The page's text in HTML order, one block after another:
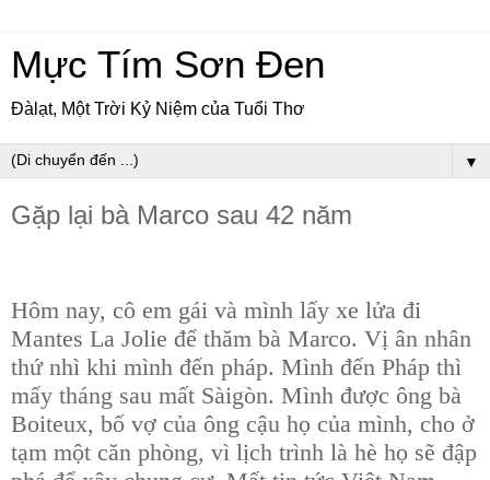
Mực Tím Sơn Đen
Đàlạt, Một Trời Kỷ Niệm của Tuổi Thơ
▼
Gặp lại bà Marco sau 42 năm
Hôm nay, cô em gái và mình lấy xe lửa đi
Mantes La Jolie để thăm bà Marco. Vị ân nhân
thứ nhì khi mình đến pháp. Mình đến Pháp thì
mấy tháng sau mất Sàigòn. Mình được ông bà
Boiteux, bố vợ của ông cậu họ của mình, cho ở
tạm một căn phòng, vì lịch trình là hè họ sẽ đập